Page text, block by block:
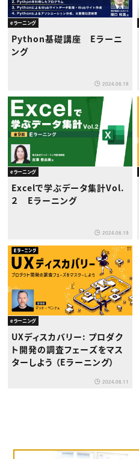
eラーニング
Python基礎講座 Eラーニ
ング
2024.06.19
eラーニング
Excelで学ぶデータ集計Vol.
２ Eラーニング
2024.06.19
eラーニング
UXディスカバリー: プロダク
ト開発の調査フェーズをマス
ターしよう （Eラーニング）
2024.06.11